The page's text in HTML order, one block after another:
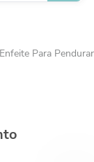
Enfeite Para Pendurar